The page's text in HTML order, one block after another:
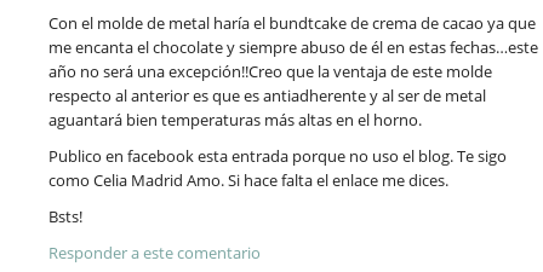
Con el molde de metal haría el bundtcake de crema de cacao ya que
me encanta el chocolate y siempre abuso de él en estas fechas…este
año no será una excepción!!Creo que la ventaja de este molde
respecto al anterior es que es antiadherente y al ser de metal
aguantará bien temperaturas más altas en el horno.
Publico en facebook esta entrada porque no uso el blog. Te sigo
como Celia Madrid Amo. Si hace falta el enlace me dices.
Bsts!
Responder a este comentario